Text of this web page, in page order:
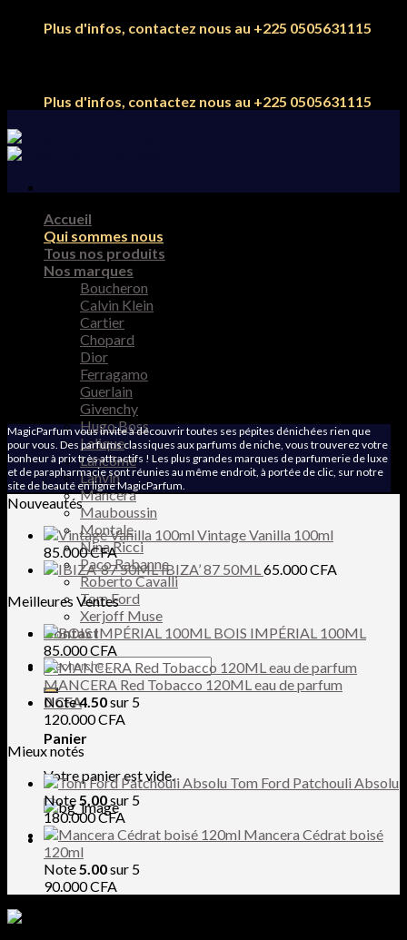
Plus d'infos, contactez nous au +225 0505631115
Plus d'infos, contactez nous au +225 0505631115
Accueil
Qui sommes nous
Tous nos produits
Nos marques
Boucheron
Calvin Klein
Cartier
Chopard
Dior
Ferragamo
Guerlain
Givenchy
Hugo Boss
Lalique
Lancôme
Lanvin
Mancera
Mauboussin
Montale
Nina Ricci
Paco Rabanne
Roberto Cavalli
Tom Ford
Xerjoff Muse
Contact
Recherche
pour :
0CFA
Panier
Votre panier est vide.
MagicParfum vous invite à découvrir toutes ses pépites dénichées rien que
pour vous. Des parfums classiques aux parfums de niche, vous trouverez votre
bonheur à prix très attractifs ! Les plus grandes marques de parfumerie de luxe
et de parapharmacie sont réunies au même endroit, à portée de clic, sur notre
site de beauté en ligne MagicParfum.
Nouveautés
Vintage Vanilla 100ml
85.000CFA
IBIZA’ 87 50ML65.000CFA
Meilleures Ventes
BOIS IMPÉRIAL 100ML
85.000CFA
MANCERA Red Tobacco 120ML eau de parfum
Note4.50sur 5
120.000CFA
Mieux notés
Tom Ford Patchouli Absolu
Note5.00sur 5
180.000CFA
Mancera Cédrat boisé
120ml
Note5.00sur 5
90.000CFA